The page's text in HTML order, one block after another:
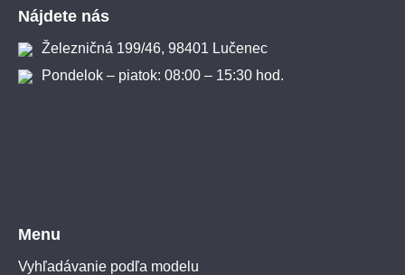
Nájdete nás
Železničná 199/46, 98401 Lučenec
Pondelok – piatok: 08:00 – 15:30 hod.
Menu
Vyhľadávanie podľa modelu